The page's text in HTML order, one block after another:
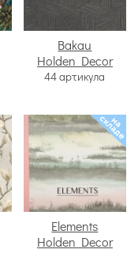
Bakau
Holden Decor
44 артикула
Elements
Holden Decor